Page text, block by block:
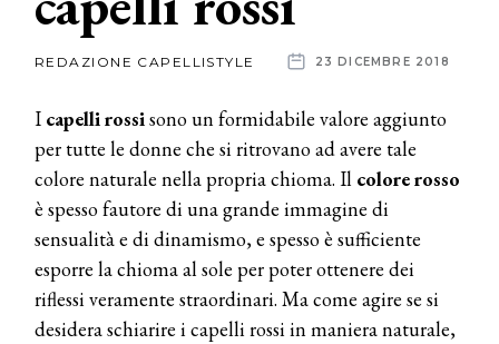
News
aziende
REDAZIONE CAPELLISTYLE 23 DICEMBRE 2018
I capelli rossisono un formidabile valore aggiunto
per tutte le donne che si ritrovano ad avere tale
colore naturale nella propria chioma. Il colore rosso
è spesso fautore di una grande immagine di
sensualità e di dinamismo, e spesso è sufficiente
esporre la chioma al sole per poter ottenere dei
riflessi veramente straordinari. Ma come agire se si
desidera schiarire i capelli rossi in maniera naturale,